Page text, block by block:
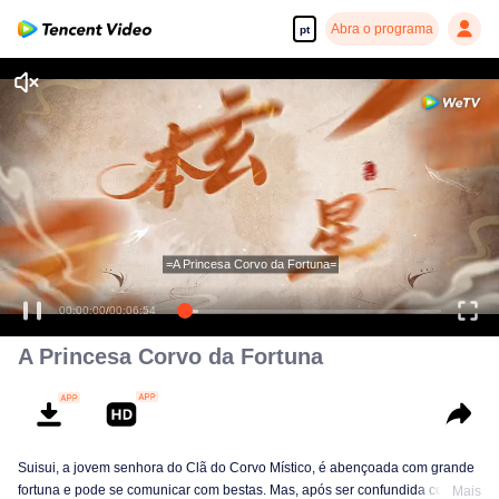
pt Abra o programa
Desfrute de séries em alta definição e com reprodução suave
00:00:00/00:06:54
=A Princesa Corvo da Fortuna=
A Princesa Corvo da Fortuna
Suisui, a jovem senhora do Clã do Corvo Místico, é abençoada com grande
fortuna e pode se comunicar com bestas. Mas, após ser confundida com um
Mais